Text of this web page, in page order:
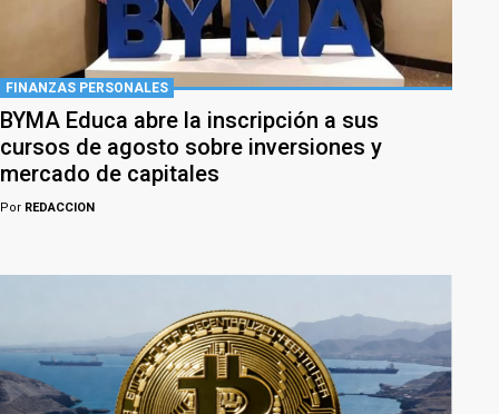
FINANZAS PERSONALES
BYMA Educa abre la inscripción a sus
cursos de agosto sobre inversiones y
mercado de capitales
Por REDACCION